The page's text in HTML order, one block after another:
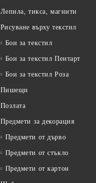
Лепила, тикса, магнити
Рисуване върху текстил
Бои за текстил
Бои за текстил Пентарт
Бои за текстил Роза
Пишещи
Позлата
Предмети за декорация
Предмети от дърво
Предмети от стъкло
Предмети от картон